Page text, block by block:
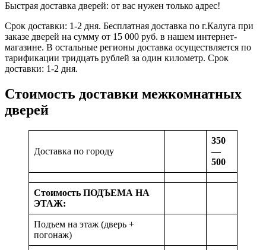
Быстрая доставка дверей: от вас нужен только адрес!
Срок доставки: 1-2 дня. Бесплатная доставка по г.Калуга при
заказе дверей на сумму от 15 000 руб. в нашем интернет-
магазине. В остальные регионы доставка осуществляется по
тарификации тридцать рублей за один километр. Срок
доставки: 1-2 дня.
Стоимость доставки межкомнатных
дверей
Доставка по городу
350
—
500
Стоимость ПОДЪЕМА НА
ЭТАЖ:
Подъем на этаж (дверь +
погонаж)